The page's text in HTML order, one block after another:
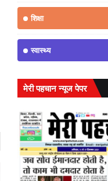
शिक्षा
स्वास्थ्य
मेरी पहचान न्यूज पेपर